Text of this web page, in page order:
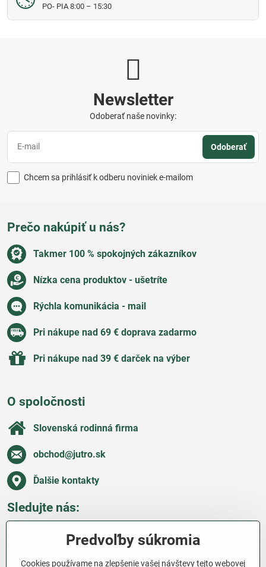
PO- PIA 8:00 – 15:30
Newsletter
Odoberať naše novinky:
Odoberať
Chcem sa prihlásiť k odberu noviniek e-mailom
Prečo nakúpiť u nás?
Takmer 100 % spokojných zákazníkov
Nízka cena produktov - ušetríte
Rýchla komunikácia - mail
Pri nákupe nad 69 € doprava zadarmo
Pri nákupe nad 39 € darček na výber
O spoločnosti
Slovenská rodinná firma
obchod​@jutro​.sk
Ďalšie kontakty
Sledujte nás:
Všetko o nákupe
Predvoľby súkromia
Cookies používame na zlepšenie vašej návštevy tejto webovej